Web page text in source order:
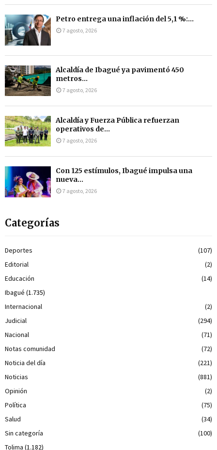
Petro entrega una inflación del 5,1 %:...
7 agosto, 2026
Alcaldía de Ibagué ya pavimentó 450
metros...
7 agosto, 2026
Alcaldía y Fuerza Pública refuerzan
operativos de...
7 agosto, 2026
Con 125 estímulos, Ibagué impulsa una
nueva...
7 agosto, 2026
Categorías
Deportes
(107)
Editorial
(2)
Educación
(14)
Ibagué (1.735)
Internacional
(2)
Judicial
(294)
Nacional
(71)
Notas comunidad
(72)
Noticia del día
(221)
Noticias
(881)
Opinión
(2)
Política
(75)
Salud
(34)
Sin categoría
(100)
Tolima (1.182)